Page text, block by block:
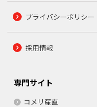
プライバシーポリシー
採用情報
専門サイト
コメリ産直